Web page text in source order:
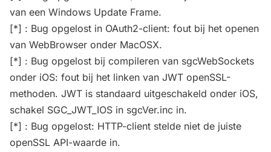
van een Windows Update Frame.
[*] : Bug opgelost in OAuth2-client: fout bij het openen
van WebBrowser onder MacOSX.
[*] : Bug opgelost bij compileren van sgcWebSockets
onder iOS: fout bij het linken van JWT openSSL-
methoden. JWT is standaard uitgeschakeld onder iOS,
schakel SGC_JWT_IOS in sgcVer.inc in.
[*] : Bug opgelost: HTTP-client stelde niet de juiste
openSSL API-waarde in.